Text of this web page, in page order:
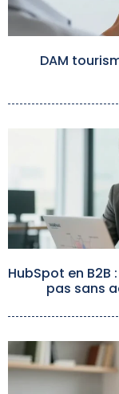
DAM
HubSpot en
pas sans